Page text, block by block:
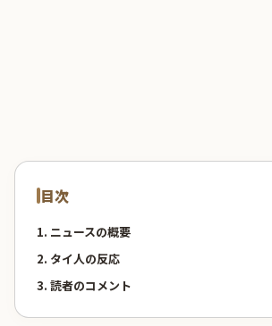
目次
1. ニュースの概要
2. タイ人の反応
3. 読者のコメント